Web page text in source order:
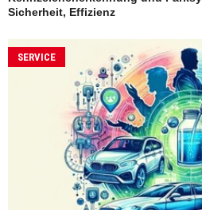
Sicherheit, Effizienz
SERVICE